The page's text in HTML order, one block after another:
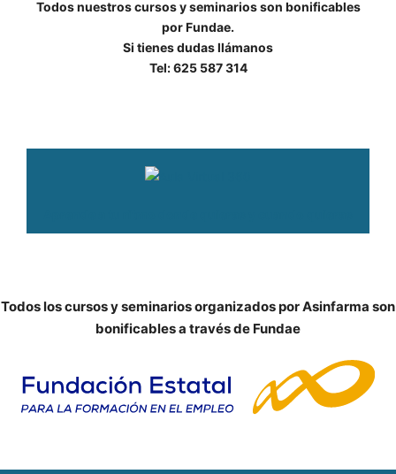
Todos nuestros cursos y seminarios son bonificables
por Fundae.
Si tienes dudas llámanos
Tel: 625 587 314
Todos los cursos y seminarios organizados por Asinfarma son
bonificables a través de Fundae